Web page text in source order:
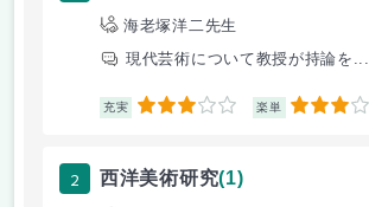
海老塚洋二先生
現代芸術について教授が持論を...
充実 3 楽単 3
2 西洋美術研究(1)